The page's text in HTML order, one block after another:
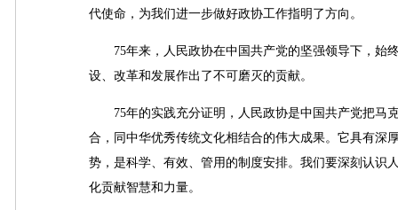
代使命，为我们进一步做好政协工作指明了方向。
75年来，人民政协在中国共产党的坚强领导下，始
设、改革和发展作出了不可磨灭的贡献。
75年的实践充分证明，人民政协是中国共产党把马
合，同中华优秀传统文化相结合的伟大成果。它具有深
势，是科学、有效、管用的制度安排。我们要深刻认识
化贡献智慧和力量。